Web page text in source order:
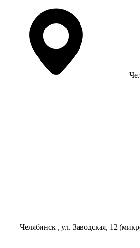
Челябинск , ул. Заводская, 12